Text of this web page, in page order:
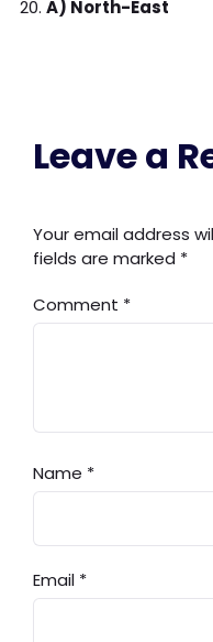
A) North-East
Leave a
Your email address
fields are marked *
Comment *
Name *
Email *